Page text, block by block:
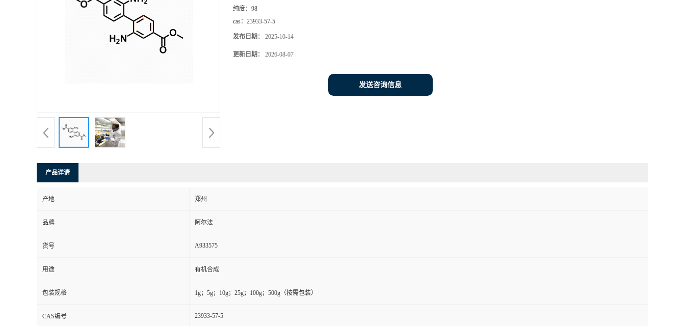
纯度： 98
cas： 23933-57-5
发布日期： 2025-10-14
更新日期： 2026-08-07
发送咨询信息
产品详请
产地 郑州
品牌 阿尔法
货号 A933575
用途 有机合成
包装规格 1g；5g；10g；25g；100g；500g（按需包装）
CAS编号 23933-57-5